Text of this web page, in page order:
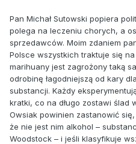
Pan Michał Sutowski popiera
polega na leczeniu chorych, a
sprzedawców. Moim zdaniem
Polsce wszystkich traktuje się
marihuany jest zagrożony taką
odrobinę łagodniejszą od kary
substancji. Każdy
kratki, co na długo zostawi ślad
Owsiak powinien zastanowić
że nie jest nim alkohol –
Woodstock – i jeśli klasyfikuje